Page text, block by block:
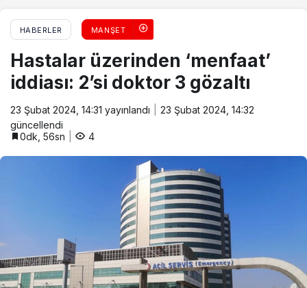
HABERLER MANŞET
Hastalar üzerinden ‘menfaat’
iddiası: 2’si doktor 3 gözaltı
23 Şubat 2024, 14:31 yayınlandı
23 Şubat 2024, 14:32
güncellendi
0dk, 56sn
4